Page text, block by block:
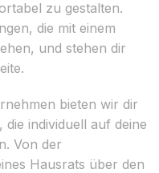
zu gestalten.
die mit einem
und stehen dir
bieten wir dir
individuell auf deine
Von der
Hausrats über den